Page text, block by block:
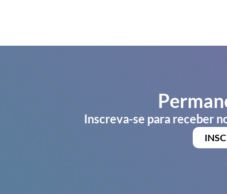
Inscreva-se para receber